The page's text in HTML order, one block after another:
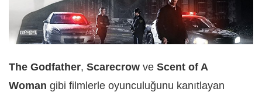
The Godfather, Scarecrow ve Scent of A
Woman gibi filmlerle oyunculuğunu kanıtlayan